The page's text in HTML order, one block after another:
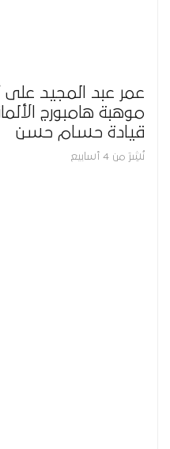
عمر عبد المجيد على
موهبة هامبورج
قيادة حسام حسن
نُشِرَ من 4 أسابيع